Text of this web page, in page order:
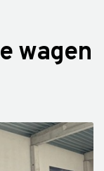
wagen